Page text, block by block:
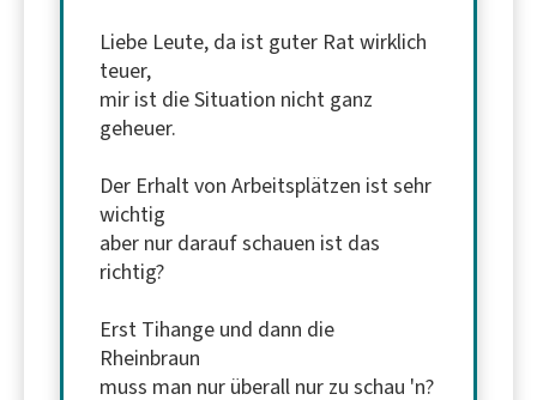
Liebe Leute, da ist guter Rat wirklich
teuer,
mir ist die Situation nicht ganz
geheuer.
Der Erhalt von Arbeitsplätzen ist sehr
wichtig
aber nur darauf schauen ist das
richtig?
Erst Tihange und dann die
Rheinbraun
muss man nur überall nur zu schau 'n?